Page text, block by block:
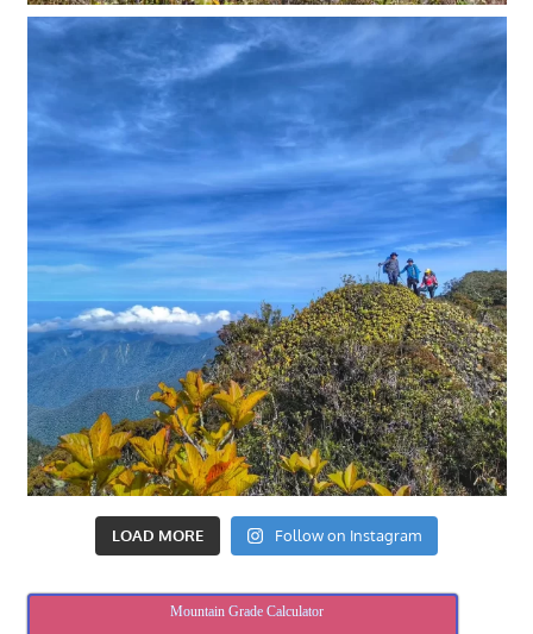
LOAD MORE Follow on Instagram
Mountain Grade Calculator